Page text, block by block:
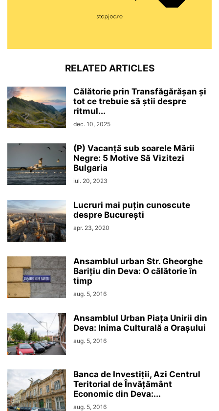
RELATED ARTICLES
Călătorie prin Transfăgărășan și
tot ce trebuie să știi despre
ritmul...
dec. 10, 2025
(P) Vacanță sub soarele Mării
Negre: 5 Motive Să Vizitezi
Bulgaria
iul. 20, 2023
Lucruri mai puțin cunoscute
despre București
apr. 23, 2020
Ansamblul urban Str. Gheorghe
Barițiu din Deva: O călătorie în
timp
aug. 5, 2016
Ansamblul Urban Piața Unirii din
Deva: Inima Culturală a Orașului
aug. 5, 2016
Banca de Investiții, Azi Centrul
Teritorial de Învățământ
Economic din Deva:...
aug. 5, 2016